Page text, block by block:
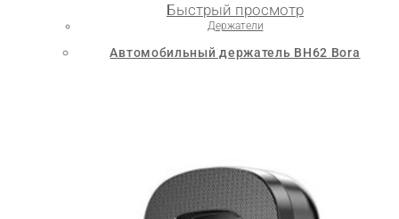
Быстрый просмотр
Держатели
Автомобильный держатель BH62 Bora